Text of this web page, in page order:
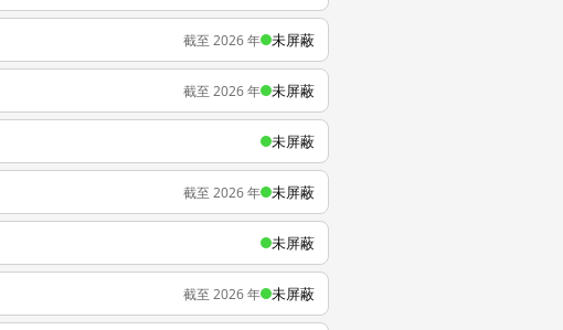
截至 2026 年 未屏蔽
截至 2026 年 未屏蔽
未屏蔽
截至 2026 年 未屏蔽
未屏蔽
截至 2026 年 未屏蔽